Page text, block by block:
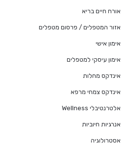
אורח חיים בריא
אזור המטפלים / פרסום מטפלים
אימון אישי
אימון עיסקי למטפלים
אינדקס מחלות
אינדקס צמחי מרפא
אלטרנטיבלי Wellness
אנרגיות חיוביות
אסטרולוגיה